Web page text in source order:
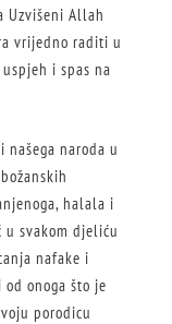
Uzvišeni Allah
vrijedno raditi u
i spas na
našega naroda u
halala i
u svakom djeliću
nafake i
onoga što je
porodicu